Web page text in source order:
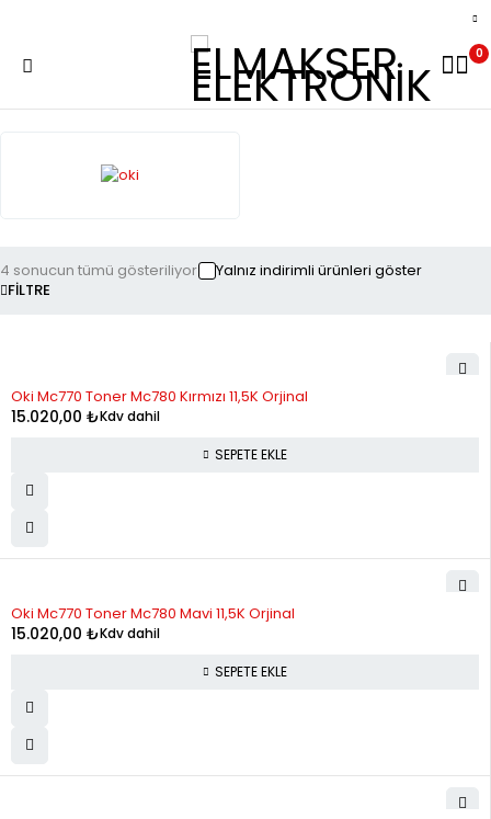
0
FILTRE
4 sonucun tümü gösteriliyor Yalnız indirimli ürünleri göster
Oki Mc770 Toner Mc780 Kırmızı 11,5K Orjinal
15.020,00 ₺Kdv dahil
SEPETE EKLE
Oki Mc770 Toner Mc780 Mavi 11,5K Orjinal
15.020,00 ₺Kdv dahil
SEPETE EKLE